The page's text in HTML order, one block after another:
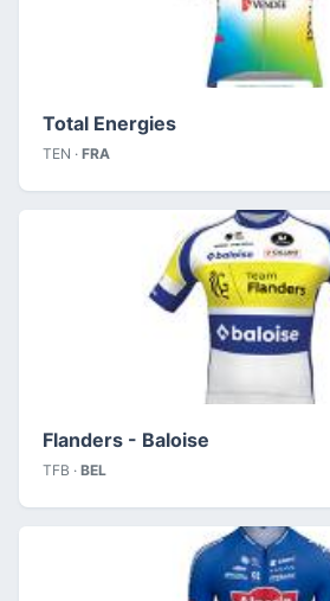
Total Energies
TEN · FRA
Flanders - Baloise
TFB · BEL